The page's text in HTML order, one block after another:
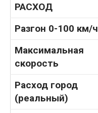
РАСХОД
Разгон 0-100 км/ч
Максимальная
скорость
Расход город
(реальный)